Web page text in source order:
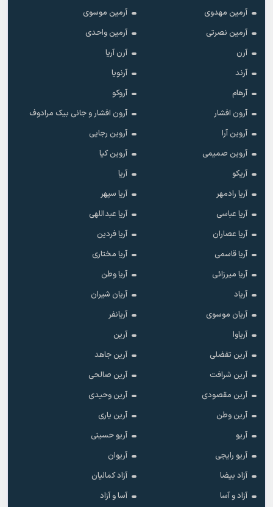
آرمین مهدوی
آرمین موسوی
آرمین نصرتی
آرمین واحدی
آرن
آرن آریا
آرند
آرنویا
آرهام
آروکو
آرون افشار
آرون افشار و جانی بیک مرادوف
آروین آرا
آروین رجایی
آروین صمیمی
آروین کیا
آریکو
آریا
آریا رادمهر
آریا سپهر
آریا عباسی
آریا عبداللهی
آریا عصاران
آریا فردین
آریا قاسمی
آریا مختاری
آریا میرزائی
آریا وطن
آریاد
آریان شیران
آریان موسوی
آریانفر
آریاوا
آرین
آرین تفضلی
آرین جاهد
آرین شرافت
آرین صالحی
آرین مقصودی
آرین وحیدی
آرین وطن
آرین یاری
آریو
آریو حسینی
آریو رایجی
آریوان
آزاد بیضا
آزاد کمالیان
آزاد و آسا
آسا و آزاد